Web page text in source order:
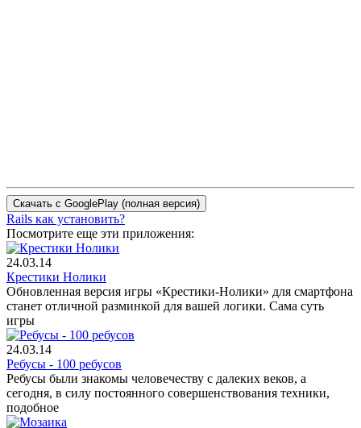
Rails как установить?
Посмотрите еще эти приложения:
24.03.14
Крестики Нолики
Обновленная версия игры «Крестики-Нолики» для смартфона
станет отличной разминкой для вашей логики. Сама суть
игры
24.03.14
Ребусы - 100 ребусов
Ребусы были знакомы человечеству с далеких веков, а
сегодня, в силу постоянного совершенствования техники,
подобное